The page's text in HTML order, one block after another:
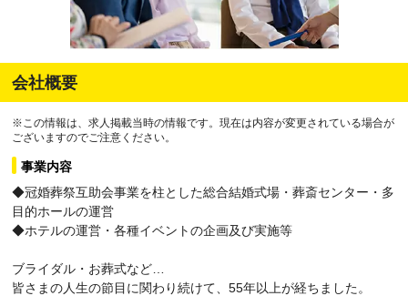
会社概要
※この情報は、求人掲載当時の情報です。現在は内容が変更されている場合が
ございますのでご注意ください。
事業内容
◆冠婚葬祭互助会事業を柱とした総合結婚式場・葬斎センター・多
目的ホールの運営
◆ホテルの運営・各種イベントの企画及び実施等
ブライダル・お葬式など…
皆さまの人生の節目に関わり続けて、55年以上が経ちました。